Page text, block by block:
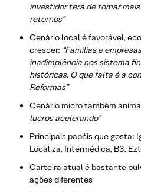
investidor terá de tomar
retornos”
Cenário local é favorável,
crescer: “Famílias e
inadimplência nos sistema
históricas. O que falta é a
Reformas”
Cenário micro também
lucros acelerando”
Principais papéis que gosta:
Localiza, Intermédica, B3,
Carteira atual é bastante
ações diferentes